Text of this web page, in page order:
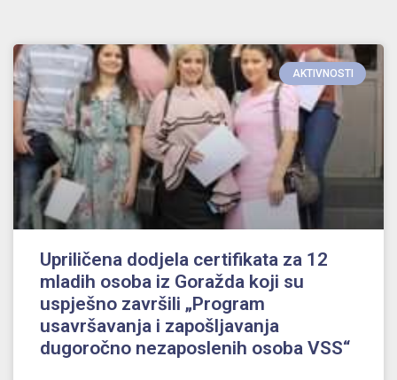
AKTIVNOSTI
Upriličena dodjela certifikata za 12
mladih osoba iz Goražda koji su
uspješno završili „Program
usavršavanja i zapošljavanja
dugoročno nezaposlenih osoba VSS“